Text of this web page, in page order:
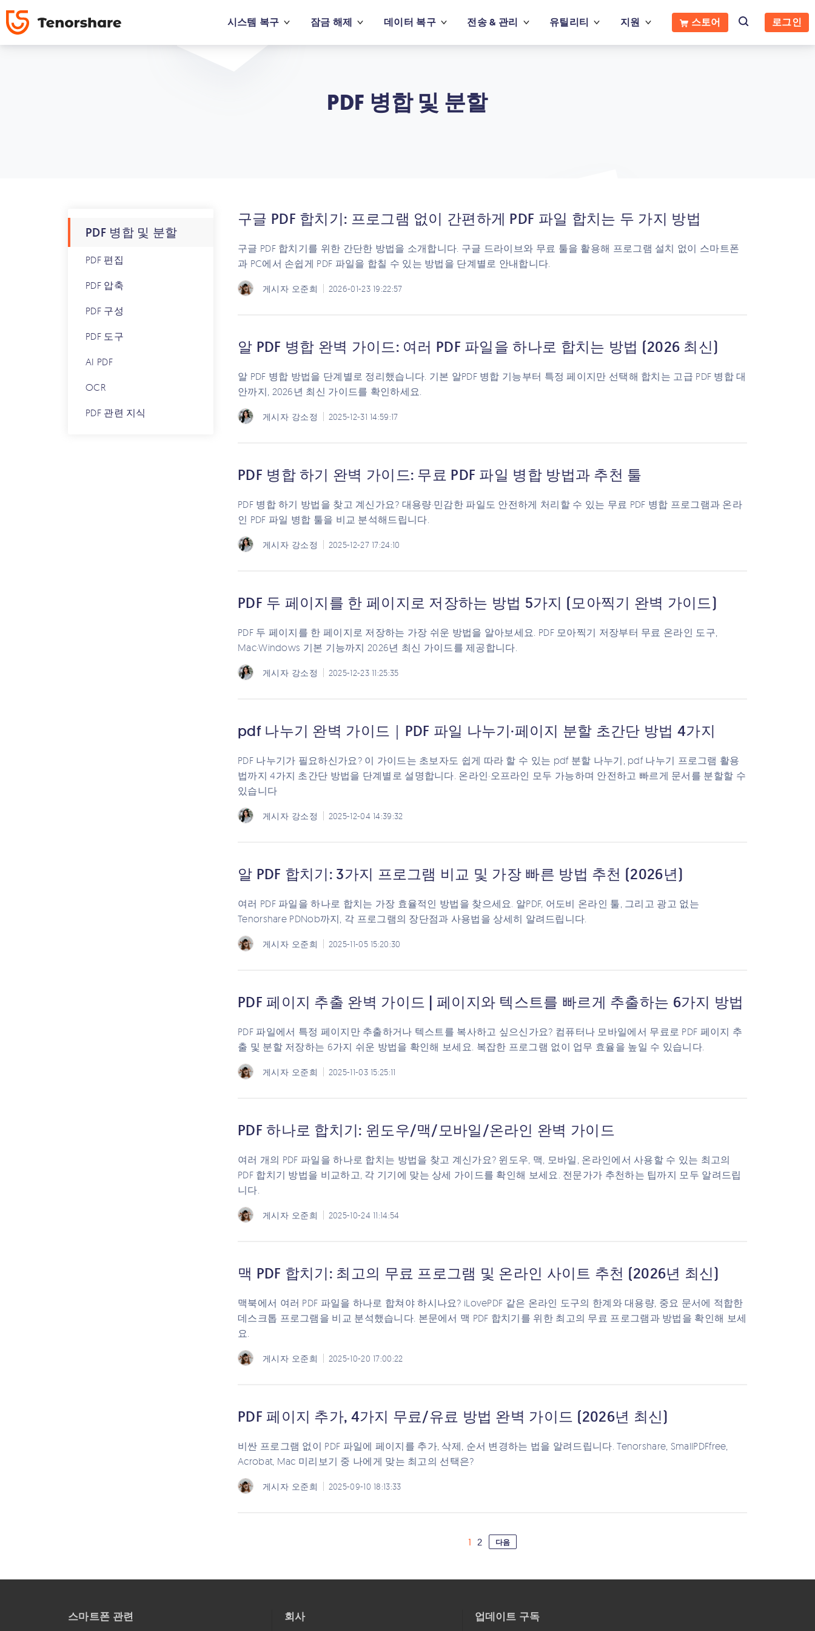
시스템 복구 잠금 해제 데이터 복구 전송 & 관리 유틸리티 지원 스토어 로그인
PDF 병합 및 분할
PDF 병합 및 분할
PDF 편집
PDF 압축
PDF 구성
PDF 도구
AI PDF
OCR
PDF 관련 지식
구글 PDF 합치기: 프로그램 없이 간편하게 PDF 파일 합치는 두 가지 방법
구글 PDF 합치기를 위한 간단한 방법을 소개합니다. 구글 드라이브와 무료 툴을 활용해 프로그램 설치 없이 스마트폰
과 PC에서 손쉽게 PDF 파일을 합칠 수 있는 방법을 단계별로 안내합니다.
게시자 오준희 2026-01-23 19:22:57
알 PDF 병합 완벽 가이드: 여러 PDF 파일을 하나로 합치는 방법 (2026 최신)
알 PDF 병합 방법을 단계별로 정리했습니다. 기본 알PDF 병합 기능부터 특정 페이지만 선택해 합치는 고급 PDF 병합 대
안까지, 2026년 최신 가이드를 확인하세요.
게시자 강소정 2025-12-31 14:59:17
PDF 병합 하기 완벽 가이드: 무료 PDF 파일 병합 방법과 추천 툴
PDF 병합 하기 방법을 찾고 계신가요? 대용량·민감한 파일도 안전하게 처리할 수 있는 무료 PDF 병합 프로그램과 온라
인 PDF 파일 병합 툴을 비교 분석해드립니다.
게시자 강소정 2025-12-27 17:24:10
PDF 두 페이지를 한 페이지로 저장하는 방법 5가지 (모아찍기 완벽 가이드)
PDF 두 페이지를 한 페이지로 저장하는 가장 쉬운 방법을 알아보세요. PDF 모아찍기 저장부터 무료 온라인 도구,
Mac·Windows 기본 기능까지 2026년 최신 가이드를 제공합니다.
게시자 강소정 2025-12-23 11:25:35
pdf 나누기 완벽 가이드｜PDF 파일 나누기·페이지 분할 초간단 방법 4가지
PDF 나누기가 필요하신가요? 이 가이드는 초보자도 쉽게 따라 할 수 있는 pdf 분할 나누기, pdf 나누기 프로그램 활용
법까지 4가지 초간단 방법을 단계별로 설명합니다. 온라인·오프라인 모두 가능하며 안전하고 빠르게 문서를 분할할 수
있습니다
게시자 강소정 2025-12-04 14:39:32
알 PDF 합치기: 3가지 프로그램 비교 및 가장 빠른 방법 추천 (2026년)
여러 PDF 파일을 하나로 합치는 가장 효율적인 방법을 찾으세요. 알PDF, 어도비 온라인 툴, 그리고 광고 없는
Tenorshare PDNob까지, 각 프로그램의 장단점과 사용법을 상세히 알려드립니다.
게시자 오준희 2025-11-05 15:20:30
PDF 페이지 추출 완벽 가이드 | 페이지와 텍스트를 빠르게 추출하는 6가지 방법
PDF 파일에서 특정 페이지만 추출하거나 텍스트를 복사하고 싶으신가요? 컴퓨터나 모바일에서 무료로 PDF 페이지 추
출 및 분할 저장하는 6가지 쉬운 방법을 확인해 보세요. 복잡한 프로그램 없이 업무 효율을 높일 수 있습니다.
게시자 오준희 2025-11-03 15:25:11
PDF 하나로 합치기: 윈도우/맥/모바일/온라인 완벽 가이드
여러 개의 PDF 파일을 하나로 합치는 방법을 찾고 계신가요? 윈도우, 맥, 모바일, 온라인에서 사용할 수 있는 최고의
PDF 합치기 방법을 비교하고, 각 기기에 맞는 상세 가이드를 확인해 보세요. 전문가가 추천하는 팁까지 모두 알려드립
니다.
게시자 오준희 2025-10-24 11:14:54
맥 PDF 합치기: 최고의 무료 프로그램 및 온라인 사이트 추천 (2026년 최신)
맥북에서 여러 PDF 파일을 하나로 합쳐야 하시나요? iLovePDF 같은 온라인 도구의 한계와 대용량, 중요 문서에 적합한
데스크톱 프로그램을 비교 분석했습니다. 본문에서 맥 PDF 합치기를 위한 최고의 무료 프로그램과 방법을 확인해 보세
요.
게시자 오준희 2025-10-20 17:00:22
PDF 페이지 추가, 4가지 무료/유료 방법 완벽 가이드 (2026년 최신)
비싼 프로그램 없이 PDF 파일에 페이지를 추가, 삭제, 순서 변경하는 법을 알려드립니다. Tenorshare, SmallPDFfree,
Acrobat, Mac 미리보기 중 나에게 맞는 최고의 선택은?
게시자 오준희 2025-09-10 18:13:33
1 2 다음
스마트폰 관련 회사 업데이트 구독